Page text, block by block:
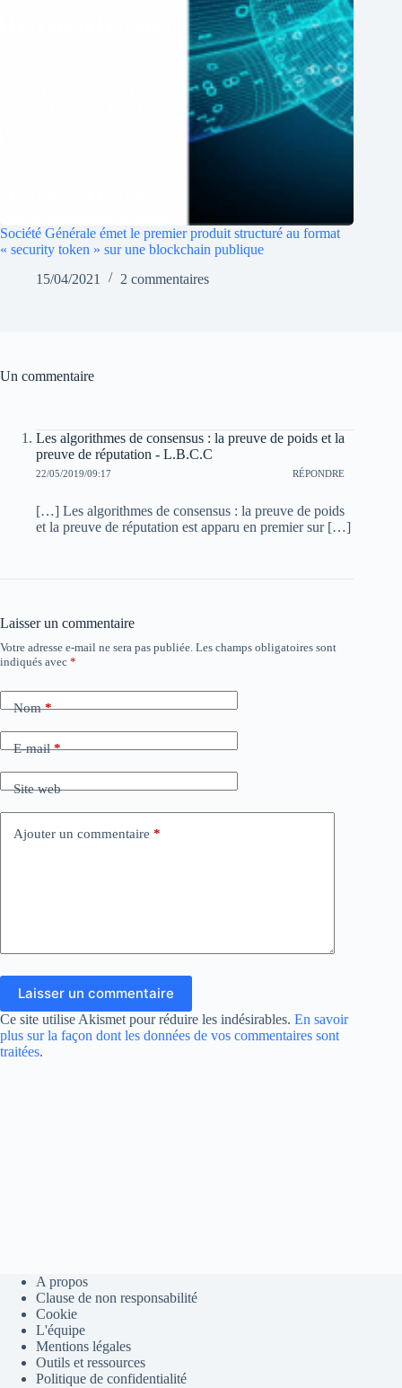
Société Générale émet le premier produit structuré au format
« security token » sur une blockchain publique
15/04/2021
2 commentaires
Un commentaire
Les algorithmes de consensus : la preuve de poids et la
preuve de réputation - L.B.C.C
22/05/2019/09:17 RÉPONDRE
[…] Les algorithmes de consensus : la preuve de poids
et la preuve de réputation est apparu en premier sur […]
Laisser un commentaire
Votre adresse e-mail ne sera pas publiée. Les champs obligatoires sont
indiqués avec *
Nom*
E-mail*
Site web
Ajouter un commentaire *
Laisser un commentaire
Ce site utilise Akismet pour réduire les indésirables. En savoir
plus sur la façon dont les données de vos commentaires sont
traitées.
A propos
Clause de non responsabilité
Cookie
L'équipe
Mentions légales
Outils et ressources
Politique de confidentialité